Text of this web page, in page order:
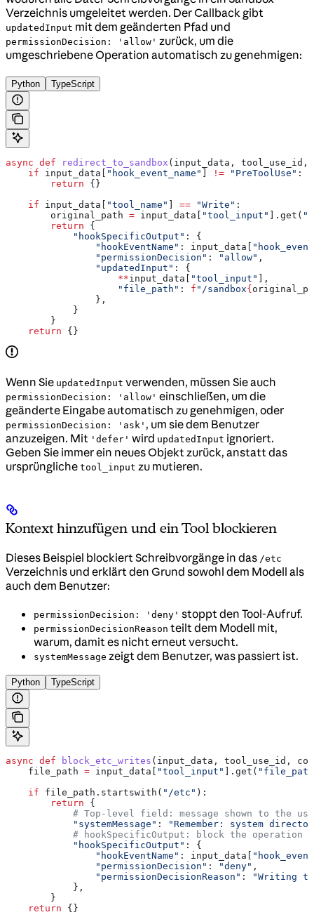
Verzeichnis umgeleitet werden. Der Callback gibt
updatedInput mit dem geänderten Pfad und
permissionDecision: 'allow' zurück, um die
umgeschriebene Operation automatisch zu genehmigen:
Python TypeScript
async def redirect_to_sandbox ( input_data , tool_use_id ,
    if
input_data[ "hook_event_name" ] != "PreToolUse" :
        return
{}
    if
input_data[ "tool_name" ] == "Write" :
        original_path
= input_data[ "tool_input" ].get(
        return
{
            "hookSpecificOutput"
: {
                "hookEventName"
: input_data[
                "permissionDecision"
: "allow" ,
                "updatedInput"
: {
                    **
input_data[ "tool_input" ],
                    "file_path"
: f "/sandbox{
                },
            }
        }
    return
{}
Wenn Sie updatedInput verwenden, müssen Sie auch
permissionDecision: 'allow' einschließen, um die
geänderte Eingabe automatisch zu genehmigen, oder
permissionDecision: 'ask' , um sie dem Benutzer
anzuzeigen. Mit 'defer' wird updatedInput ignoriert.
Geben Sie immer ein neues Objekt zurück, anstatt das
ursprüngliche tool_input zu mutieren.
Kontext hinzufügen und ein Tool blockieren
Dieses Beispiel blockiert Schreibvorgänge in das /etc
Verzeichnis und erklärt den Grund sowohl dem Modell als
auch dem Benutzer:
permissionDecision: 'deny' stoppt den Tool-Aufruf.
permissionDecisionReason teilt dem Modell mit,
warum, damit es nicht erneut versucht.
systemMessage zeigt dem Benutzer, was passiert ist.
Python TypeScript
async def block_etc_writes ( input_data , tool_use_id ,
    file_path
= input_data[ "tool_input" ].get(
    if
file_path.startswith( "/etc" ):
        return
{
# Top-level field: message shown to the
            "systemMessage"
:
"Remember: system
            # hookSpecificOutput: block the operation
            "hookSpecificOutput"
: {
                "hookEventName"
: input_data[
                "permissionDecision"
: "deny" ,
                "permissionDecisionReason"
:
"Writing
            },
        }
    return
{}